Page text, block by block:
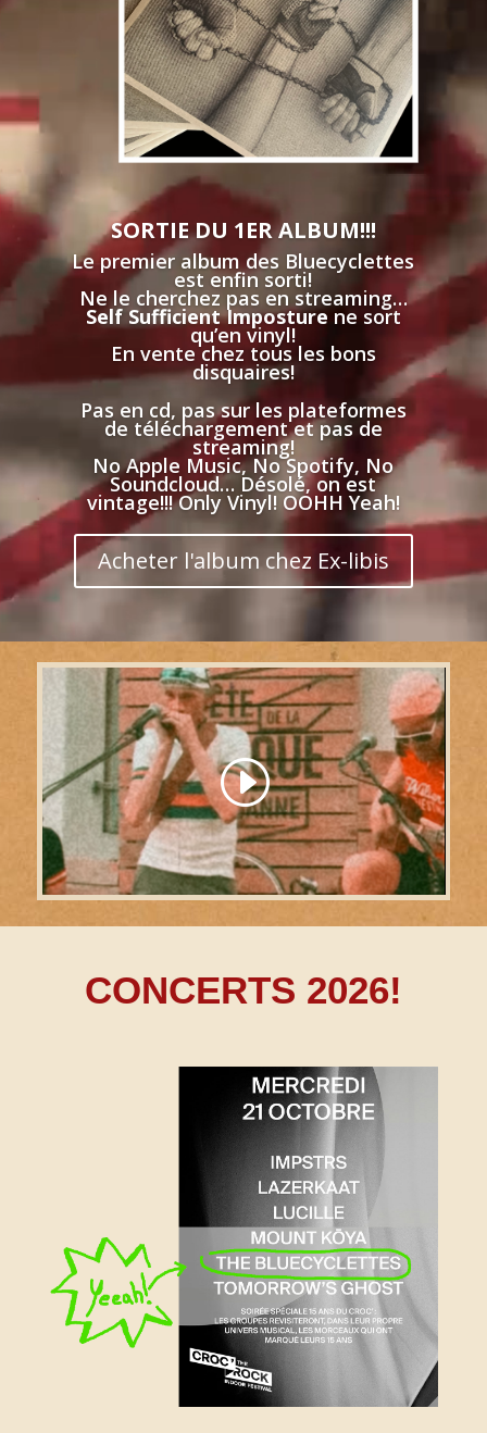
SORTIE DU 1ER ALBUM!!!
Le premier album des Bluecyclettes
est enfin sorti!
Ne le cherchez pas en streaming…
Self Sufficient Imposture ne sort
qu’en vinyl!
En vente chez tous les bons
disquaires!
Pas en cd, pas sur les plateformes
de téléchargement et pas de
streaming!
No Apple Music, No Spotify, No
Soundcloud… Désolé, on est
vintage!!! Only Vinyl! OOHH Yeah!
Acheter l'album chez Ex-libis
CONCERTS 2026!